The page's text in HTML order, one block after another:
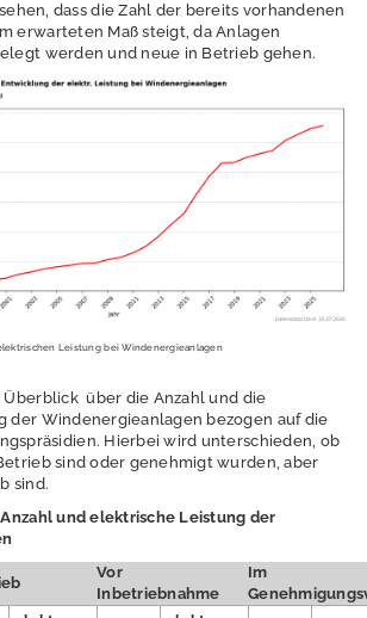
dass die Zahl der bereits vorhandenen
erwarteten Maß steigt, da Anlagen
werden und neue in Betrieb gehen.
Leistung bei Windenergieanlagen
Überblick über die Anzahl und die
der Windenergieanlagen bezogen auf die
Hierbei wird unterschieden, ob
sind oder genehmigt wurden, aber
sind.
und elektrische Leistung der
Vor
Inbetriebnahme
Im